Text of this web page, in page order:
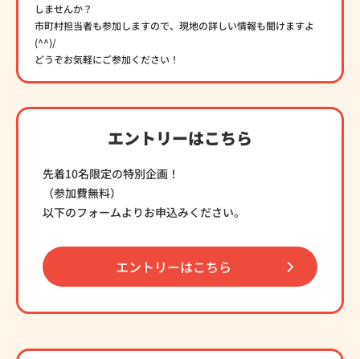
しませんか？
市町村担当者も参加しますので、現地の詳しい情報も聞けますよ
(^^)/
どうぞお気軽にご参加ください！
エントリーはこちら
先着10名限定の特別企画！
（参加費無料）
以下のフォームよりお申込みください。
エントリーはこちら